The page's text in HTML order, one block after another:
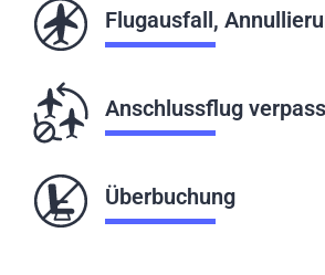
Flugausfall,
Anschlussflug
Überbuchung